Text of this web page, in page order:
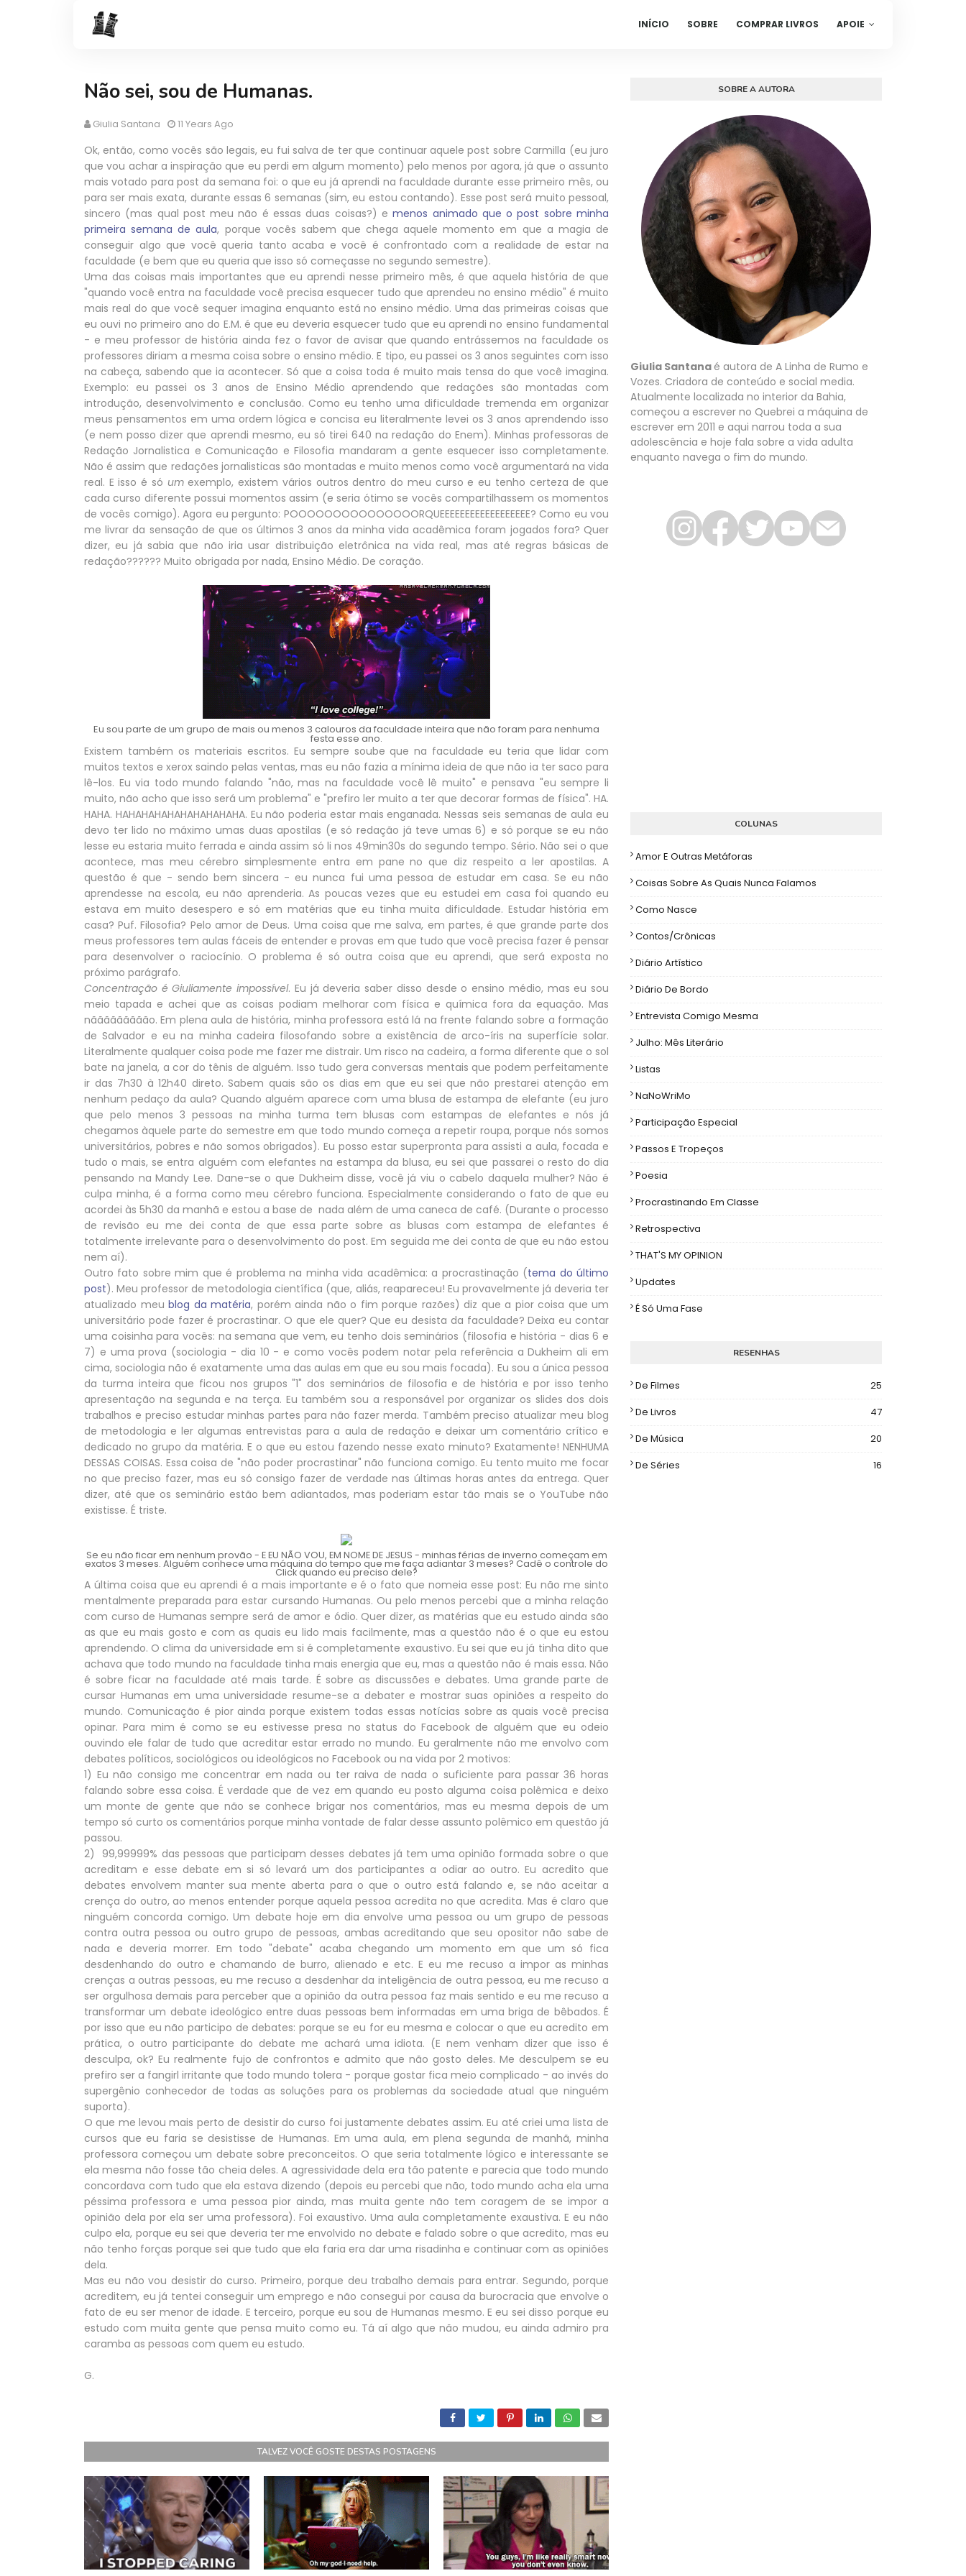
INÍCIO SOBRE COMPRAR LIVROS APOIE
Não sei, sou de Humanas.
Giulia Santana 11 Years Ago
Ok, então, como vocês são legais, eu fui salva de ter que continuar aquele post sobre Carmilla (eu juro
que vou achar a inspiração que eu perdi em algum momento) pelo menos por agora, já que o assunto
mais votado para post da semana foi: o que eu já aprendi na faculdade durante esse primeiro mês, ou
para ser mais exata, durante essas 6 semanas (sim, eu estou contando). Esse post será muito pessoal,
sincero (mas qual post meu não é essas duas coisas?) emenos animado que o post sobre minha
primeira semana de aula, porque vocês sabem que chega aquele momento em que a magia de
conseguir algo que você queria tanto acaba e você é confrontado com a realidade de estar na
faculdade (e bem que eu queria que isso só começasse no segundo semestre).
Uma das coisas mais importantes que eu aprendi nesse primeiro mês, é que aquela história de que
"quando você entra na faculdade você precisa esquecer tudo que aprendeu no ensino médio" é muito
mais real do que você sequer imagina enquanto está no ensino médio. Uma das primeiras coisas que
eu ouvi no primeiro ano do E.M. é que eu deveria esquecer tudo que eu aprendi no ensino fundamental
- e meu professor de história ainda fez o favor de avisar que quando entrássemos na faculdade os
professores diriam a mesma coisa sobre o ensino médio. E tipo, eu passei os 3 anos seguintes com isso
na cabeça, sabendo que ia acontecer. Só que a coisa toda é muito mais tensa do que você imagina.
Exemplo: eu passei os 3 anos de Ensino Médio aprendendo que redações são montadas com
introdução, desenvolvimento e conclusão. Como eu tenho uma dificuldade tremenda em organizar
meus pensamentos em uma ordem lógica e concisa eu literalmente levei os 3 anos aprendendo isso
(e nem posso dizer que aprendi mesmo, eu só tirei 640 na redação do Enem). Minhas professoras de
Redação Jornalistica e Comunicação e Filosofia mandaram a gente esquecer isso completamente.
Não é assim que redações jornalisticas são montadas e muito menos como você argumentará na vida
real. E isso é só umexemplo, existem vários outros dentro do meu curso e eu tenho certeza de que
cada curso diferente possui momentos assim (e seria ótimo se vocês compartilhassem os momentos
de vocês comigo). Agora eu pergunto: POOOOOOOOOOOOOOORQUEEEEEEEEEEEEEEEEEE? Como eu vou
me livrar da sensação de que os últimos 3 anos da minha vida acadêmica foram jogados fora? Quer
dizer, eu já sabia que não iria usar distribuição eletrônica na vida real, mas até regras básicas de
redação?????? Muito obrigada por nada, Ensino Médio. De coração.
Eu sou parte de um grupo de mais ou menos 3 calouros da faculdade inteira que não foram para nenhuma
festa esse ano.
Existem também os materiais escritos. Eu sempre soube que na faculdade eu teria que lidar com
muitos textos e xerox saindo pelas ventas, mas eu não fazia a mínima ideia de que não ia ter saco para
lê-los. Eu via todo mundo falando "não, mas na faculdade você lê muito" e pensava "eu sempre li
muito, não acho que isso será um problema" e "prefiro ler muito a ter que decorar formas de física". HA.
HAHA. HAHAHAHAHAHAHAHAHAHA. Eu não poderia estar mais enganada. Nessas seis semanas de aula eu
devo ter lido no máximo umas duas apostilas (e só redação já teve umas 6) e só porque se eu não
lesse eu estaria muito ferrada e ainda assim só li nos 49min30s do segundo tempo. Sério. Não sei o que
acontece, mas meu cérebro simplesmente entra em pane no que diz respeito a ler apostilas. A
questão é que - sendo bem sincera - eu nunca fui uma pessoa de estudar em casa. Se eu não
aprendesse na escola, eu não aprenderia. As poucas vezes que eu estudei em casa foi quando eu
estava em muito desespero e só em matérias que eu tinha muita dificuldade. Estudar história em
casa? Puf. Filosofia? Pelo amor de Deus. Uma coisa que me salva, em partes, é que grande parte dos
meus professores tem aulas fáceis de entender e provas em que tudo que você precisa fazer é pensar
para desenvolver o raciocínio. O problema é só outra coisa que eu aprendi, que será exposta no
próximo parágrafo.
Concentração é Giuliamente impossível. Eu já deveria saber disso desde o ensino médio, mas eu sou
meio tapada e achei que as coisas podiam melhorar com física e química fora da equação. Mas
nããããããããão. Em plena aula de história, minha professora está lá na frente falando sobre a formação
de Salvador e eu na minha cadeira filosofando sobre a existência de arco-íris na superfície solar.
Literalmente qualquer coisa pode me fazer me distrair. Um risco na cadeira, a forma diferente que o sol
bate na janela, a cor do tênis de alguém. Isso tudo gera conversas mentais que podem perfeitamente
ir das 7h30 à 12h40 direto. Sabem quais são os dias em que eu sei que não prestarei atenção em
nenhum pedaço da aula? Quando alguém aparece com uma blusa de estampa de elefante (eu juro
que pelo menos 3 pessoas na minha turma tem blusas com estampas de elefantes e nós já
chegamos àquele parte do semestre em que todo mundo começa a repetir roupa, porque nós somos
universitários, pobres e não somos obrigados). Eu posso estar superpronta para assisti a aula, focada e
tudo o mais, se entra alguém com elefantes na estampa da blusa, eu sei que passarei o resto do dia
pensando na Mandy Lee. Dane-se o que Dukheim disse, você já viu o cabelo daquela mulher? Não é
culpa minha, é a forma como meu cérebro funciona. Especialmente considerando o fato de que eu
acordei às 5h30 da manhã e estou a base de nada além de uma caneca de café. (Durante o processo
de revisão eu me dei conta de que essa parte sobre as blusas com estampa de elefantes é
totalmente irrelevante para o desenvolvimento do post. Em seguida me dei conta de que eu não estou
nem aí).
Outro fato sobre mim que é problema na minha vida acadêmica: a procrastinação (tema do último
post). Meu professor de metodologia científica (que, aliás, reapareceu! Eu provavelmente já deveria ter
atualizado meu blog da matéria, porém ainda não o fim porque razões) diz que a pior coisa que um
universitário pode fazer é procrastinar. O que ele quer? Que eu desista da faculdade? Deixa eu contar
uma coisinha para vocês: na semana que vem, eu tenho dois seminários (filosofia e história - dias 6 e
7) e uma prova (sociologia - dia 10 - e como vocês podem notar pela referência a Dukheim ali em
cima, sociologia não é exatamente uma das aulas em que eu sou mais focada). Eu sou a única pessoa
da turma inteira que ficou nos grupos "1" dos seminários de filosofia e de história e por isso tenho
apresentação na segunda e na terça. Eu também sou a responsável por organizar os slides dos dois
trabalhos e preciso estudar minhas partes para não fazer merda. Também preciso atualizar meu blog
de metodologia e ler algumas entrevistas para a aula de redação e deixar um comentário crítico e
dedicado no grupo da matéria. E o que eu estou fazendo nesse exato minuto? Exatamente! NENHUMA
DESSAS COISAS. Essa coisa de "não poder procrastinar" não funciona comigo. Eu tento muito me focar
no que preciso fazer, mas eu só consigo fazer de verdade nas últimas horas antes da entrega. Quer
dizer, até que os seminário estão bem adiantados, mas poderiam estar tão mais se o YouTube não
existisse. É triste.
Se eu não ficar em nenhum provão - E EU NÃO VOU, EM NOME DE JESUS - minhas férias de inverno começam em
exatos 3 meses. Alguém conhece uma máquina do tempo que me faça adiantar 3 meses? Cadê o controle do
Click quando eu preciso dele?
A última coisa que eu aprendi é a mais importante e é o fato que nomeia esse post: Eu não me sinto
mentalmente preparada para estar cursando Humanas. Ou pelo menos percebi que a minha relação
com curso de Humanas sempre será de amor e ódio. Quer dizer, as matérias que eu estudo ainda são
as que eu mais gosto e com as quais eu lido mais facilmente, mas a questão não é o que eu estou
aprendendo. O clima da universidade em si é completamente exaustivo. Eu sei que eu já tinha dito que
achava que todo mundo na faculdade tinha mais energia que eu, mas a questão não é mais essa. Não
é sobre ficar na faculdade até mais tarde. É sobre as discussões e debates. Uma grande parte de
cursar Humanas em uma universidade resume-se a debater e mostrar suas opiniões a respeito do
mundo. Comunicação é pior ainda porque existem todas essas notícias sobre as quais você precisa
opinar. Para mim é como se eu estivesse presa no status do Facebook de alguém que eu odeio
ouvindo ele falar de tudo que acreditar estar errado no mundo. Eu geralmente não me envolvo com
debates políticos, sociológicos ou ideológicos no Facebook ou na vida por 2 motivos:
1) Eu não consigo me concentrar em nada ou ter raiva de nada o suficiente para passar 36 horas
falando sobre essa coisa. É verdade que de vez em quando eu posto alguma coisa polêmica e deixo
um monte de gente que não se conhece brigar nos comentários, mas eu mesma depois de um
tempo só curto os comentários porque minha vontade de falar desse assunto polêmico em questão já
passou.
2) 99,99999% das pessoas que participam desses debates já tem uma opinião formada sobre o que
acreditam e esse debate em si só levará um dos participantes a odiar ao outro. Eu acredito que
debates envolvem manter sua mente aberta para o que o outro está falando e, se não aceitar a
crença do outro, ao menos entender porque aquela pessoa acredita no que acredita. Mas é claro que
ninguém concorda comigo. Um debate hoje em dia envolve uma pessoa ou um grupo de pessoas
contra outra pessoa ou outro grupo de pessoas, ambas acreditando que seu opositor não sabe de
nada e deveria morrer. Em todo "debate" acaba chegando um momento em que um só fica
desdenhando do outro e chamando de burro, alienado e etc. E eu me recuso a impor as minhas
crenças a outras pessoas, eu me recuso a desdenhar da inteligência de outra pessoa, eu me recuso a
ser orgulhosa demais para perceber que a opinião da outra pessoa faz mais sentido e eu me recuso a
transformar um debate ideológico entre duas pessoas bem informadas em uma briga de bêbados. É
por isso que eu não participo de debates: porque se eu for eu mesma e colocar o que eu acredito em
prática, o outro participante do debate me achará uma idiota. (E nem venham dizer que isso é
desculpa, ok? Eu realmente fujo de confrontos e admito que não gosto deles. Me desculpem se eu
prefiro ser a fangirl irritante que todo mundo tolera - porque gostar fica meio complicado - ao invés do
supergênio conhecedor de todas as soluções para os problemas da sociedade atual que ninguém
suporta).
O que me levou mais perto de desistir do curso foi justamente debates assim. Eu até criei uma lista de
cursos que eu faria se desistisse de Humanas. Em uma aula, em plena segunda de manhã, minha
professora começou um debate sobre preconceitos. O que seria totalmente lógico e interessante se
ela mesma não fosse tão cheia deles. A agressividade dela era tão patente e parecia que todo mundo
concordava com tudo que ela estava dizendo (depois eu percebi que não, todo mundo acha ela uma
péssima professora e uma pessoa pior ainda, mas muita gente não tem coragem de se impor a
opinião dela por ela ser uma professora). Foi exaustivo. Uma aula completamente exaustiva. E eu não
culpo ela, porque eu sei que deveria ter me envolvido no debate e falado sobre o que acredito, mas eu
não tenho forças porque sei que tudo que ela faria era dar uma risadinha e continuar com as opiniões
dela.
Mas eu não vou desistir do curso. Primeiro, porque deu trabalho demais para entrar. Segundo, porque
acreditem, eu já tentei conseguir um emprego e não consegui por causa da burocracia que envolve o
fato de eu ser menor de idade. E terceiro, porque eu sou de Humanas mesmo. E eu sei disso porque eu
estudo com muita gente que pensa muito como eu. Tá aí algo que não mudou, eu ainda admiro pra
caramba as pessoas com quem eu estudo.
G.
TALVEZ VOCÊ GOSTE DESTAS POSTAGENS
SOBRE A AUTORA
Giulia Santana é autora de A Linha de Rumo e
Vozes. Criadora de conteúdo e social media.
Atualmente localizada no interior da Bahia,
começou a escrever no Quebrei a máquina de
escrever em 2011 e aqui narrou toda a sua
adolescência e hoje fala sobre a vida adulta
enquanto navega o fim do mundo.
COLUNAS
Amor E Outras Metáforas
Coisas Sobre As Quais Nunca Falamos
Como Nasce
Contos/Crônicas
Diário Artístico
Diário De Bordo
Entrevista Comigo Mesma
Julho: Mês Literário
Listas
NaNoWriMo
Participação Especial
Passos E Tropeços
Poesia
Procrastinando Em Classe
Retrospectiva
THAT'S MY OPINION
Updates
É Só Uma Fase
RESENHAS
De Filmes
25
De Livros
47
De Música
20
De Séries
16